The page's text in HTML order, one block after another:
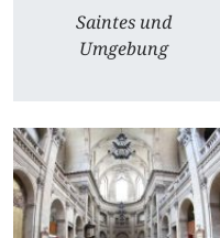
Saintes und
Umgebung